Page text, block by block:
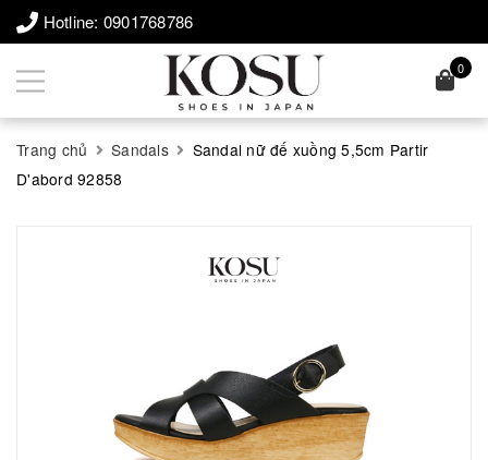
Hotline: 0901768786
0
Trang chủ Sandals
Sandal nữ đế xuồng 5,5cm Partir
D'abord 92858